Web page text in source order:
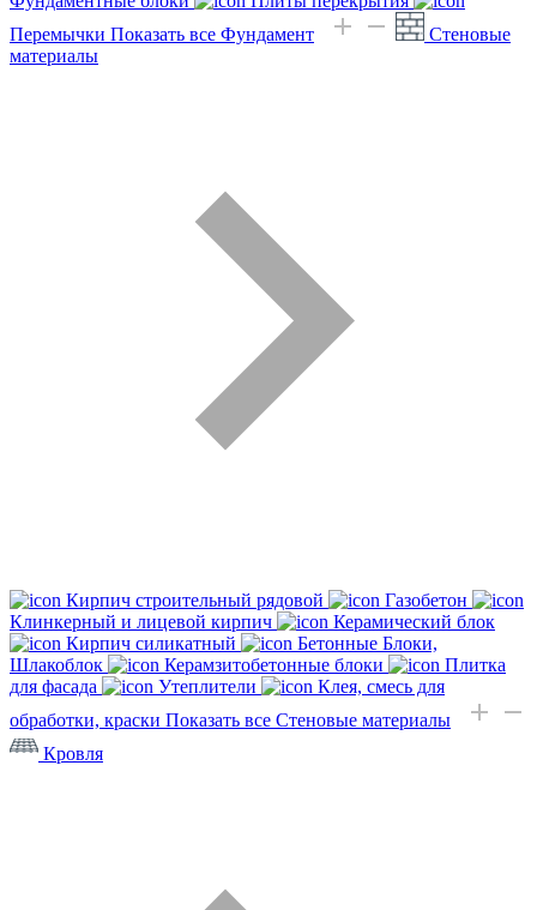
Перемычки Показать все Фундамент
Стеновые
материалы
Кирпич строительный рядовой
Газобетон
Клинкерный и лицевой кирпич
Керамический блок
Кирпич силикатный
Бетонные Блоки,
Шлакоблок
Керамзитобетонные блоки
Плитка
для фасада
Утеплители
Клея, смесь для
обработки, краски Показать все Стеновые материалы
Кровля